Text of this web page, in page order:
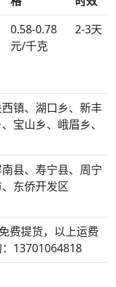
0.58-0.78
元/千克
2-3天
镇、湖口乡、新丰
宝山乡、峨眉乡、
县、寿宁县、周宁
东侨开发区
费提货，以上运费
13701064818